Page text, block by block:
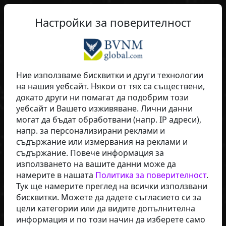
Melma8078
Fúmée Perfume & Cosmetics
СТАРТИРАЙТЕ СЕГА
Настройки за поверителност
Ние използваме бисквитки и други технологии
на нашия уебсайт. Някои от тях са съществени,
докато други ни помагат да подобрим този
уебсайт и Вашето изживяване. Лични данни
могат да бъдат обработвани (напр. IP адреси),
напр. за персонализирани реклами и
съдържание или измервания на реклами и
съдържание. Повече информация за
използването на вашите данни може да
намерите в нашата Политика за поверителност.
Тук ще намерите преглед на всички използвани
бисквитки. Можете да дадете съгласието си за
цели категории или да видите допълнителна
информация и по този начин да изберете само